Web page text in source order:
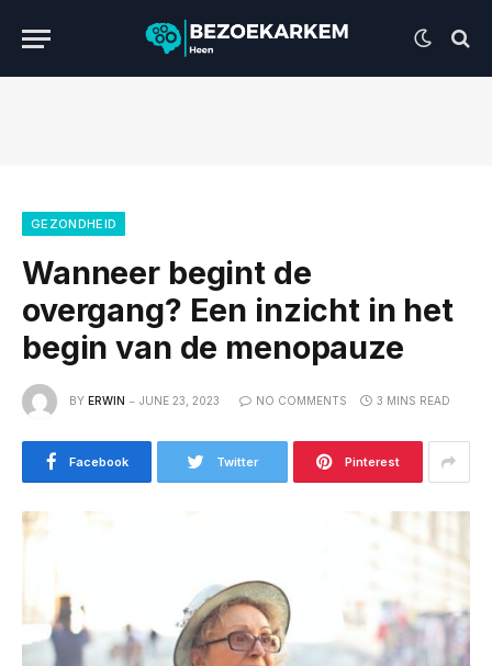
GEZONDHEID
Wanneer begint de
overgang? Een inzicht in het
begin van de menopauze
BY ERWIN JUNE 23, 2023 NO COMMENTS 3 MINS READ
Facebook Twitter Pinterest